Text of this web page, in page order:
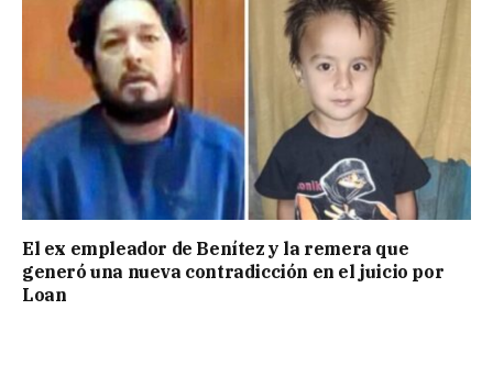
El ex empleador de Benítez y la remera que
generó una nueva contradicción en el juicio por
Loan